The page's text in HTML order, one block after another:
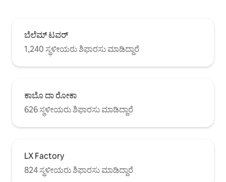
ಬೆಲೆಮ್ ಟವರ್
1,240 ಸ್ಥಳೀಯರು ಶಿಫಾರಸು ಮಾಡಿದ್ದಾರೆ
ಕಾಬೊ ದಾ ರೋಕಾ
626 ಸ್ಥಳೀಯರು ಶಿಫಾರಸು ಮಾಡಿದ್ದಾರೆ
LX Factory
824 ಸ್ಥಳೀಯರು ಶಿಫಾರಸು ಮಾಡಿದ್ದಾರೆ